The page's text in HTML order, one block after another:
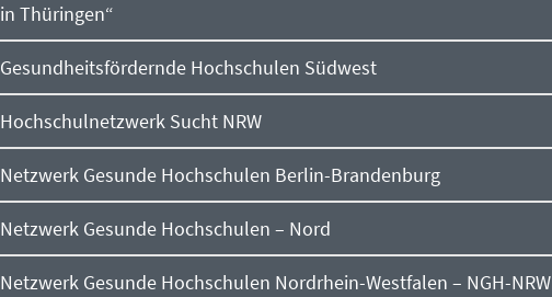
in Thüringen“
Gesundheitsfördernde Hochschulen Südwest
Hochschulnetzwerk Sucht NRW
Netzwerk Gesunde Hochschulen Berlin-Brandenburg
Netzwerk Gesunde Hochschulen – Nord
Netzwerk Gesunde Hochschulen Nordrhein-Westfalen – NGH-NRW